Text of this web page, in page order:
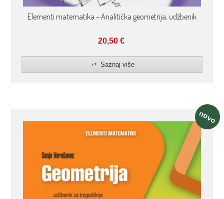
Elementi matematika – Analitička geometrija, udžbenik
20,50 €
Saznaj više
novo